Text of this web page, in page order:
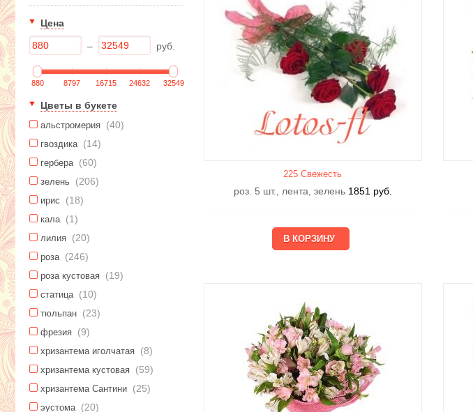
Цена
– руб.
880 8797 16715 24632 32549
Цветы в букете
альстромерия (40)
гвоздика (14)
гербера (60)
зелень (206)
ирис (18)
кала (1)
лилия (20)
роза (246)
роза кустовая (19)
статица (10)
тюльпан (23)
фрезия (9)
хризантема иголчатая (8)
хризантема кустовая (59)
хризантема Сантини (25)
эустома (20)
225 Свежесть
роз. 5 шт., лента, зелень 1851 руб.